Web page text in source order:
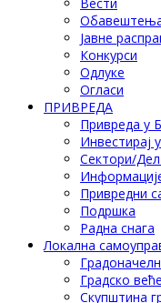
Јавне
Конкурси
Одлуке
Огласи
ПРИВРЕДА
Привреда у
Инвестирај
Сектори/
Привредни
Подршка
Радна снага
Локална
Градско веће
Скупштина